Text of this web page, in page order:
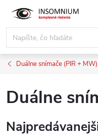
obsah
Duálne snímače (PIR + MW)
Duálne
www.insomnium.sk